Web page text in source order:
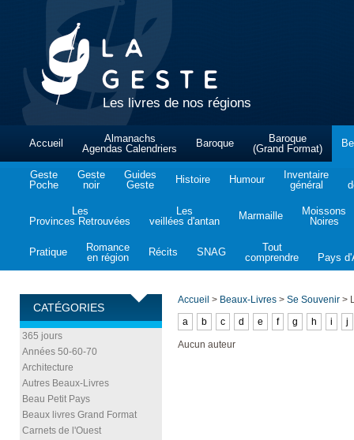
Les livres de nos régions
Accueil
Almanachs
Agendas Calendriers
Baroque
Baroque
(Grand Format)
Geste
Poche
Geste
noir
Guides
Geste
Histoire Humour
Inventaire
général
Les
Provinces Retrouvées
Les
veillées d'antan
Marmaille
Moissons
Noires
Pratique
Romance
en région
Récits SNAG
Tout
comprendre
Pays
CATÉGORIES
365 jours
Années 50-60-70
Architecture
Autres Beaux-Livres
Beau Petit Pays
Beaux livres Grand Format
Carnets de l'Ouest
Accueil > Beaux-Livres > Se Souvenir >
a
b c d e f g h i j
Aucun auteur